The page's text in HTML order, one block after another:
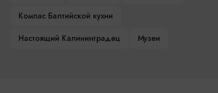
Компас Балтийской кухни
Настоящий Калининградец
Музеи